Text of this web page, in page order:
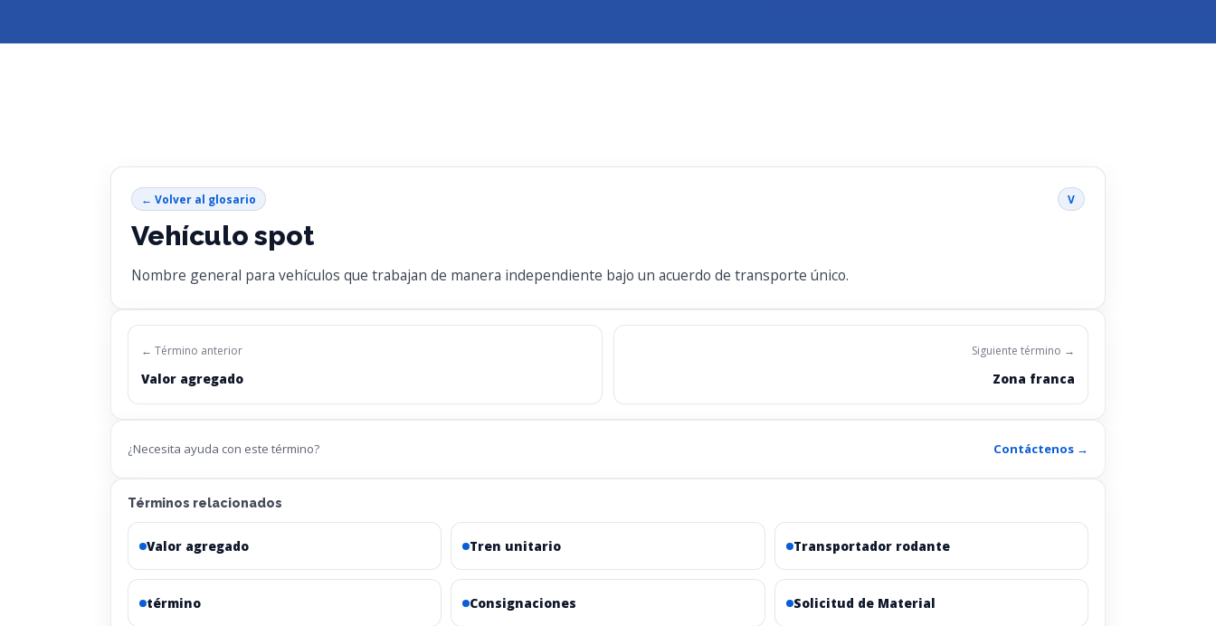
← Volver al glosario V
Vehículo spot
Nombre general para vehículos que trabajan de manera independiente bajo un acuerdo de transporte único.
← Término anterior
Valor agregado
Siguiente término →
Zona franca
¿Necesita ayuda con este término? Contáctenos →
Términos relacionados
Valor agregado Tren unitario Transportador rodante
término Consignaciones Solicitud de Material